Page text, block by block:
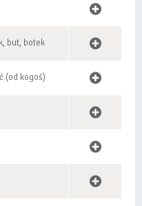
but, botek
(od kogoś)